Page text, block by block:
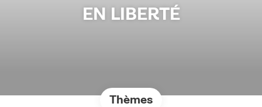
EN LIBERTÉ
Thèmes